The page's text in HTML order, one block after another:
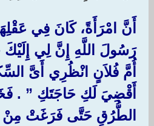
أَنَّ امْرَأَةً، كَانَ فِي
رَسُولَ اللَّهِ إِنَّ لِي إِلَيْكَ
أُمَّ فُلاَنٍ انْظُرِي أَىَّ
أَقْضِيَ لَكِ حَاجَتَكِ ‏”‏ ‏.‏
الطُّرُقِ حَتَّى فَرَغَتْ مِنْ